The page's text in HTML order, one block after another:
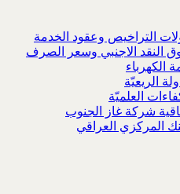
التراخيص وعقود الخدمة
النقد الاجنبي وسعر الصرف
الكهرباء
الريعيّة
العلميّة
شركة غاز الجنوب
المركزي العراقي